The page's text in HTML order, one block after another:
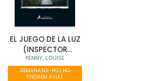
EL JUEGO DE LA LUZ
(INSPECTOR
ARMAND GAMACHE
7)
PENNY, LOUISE
DEMANA'NS-HO I HO
TINDREM AVIAT.